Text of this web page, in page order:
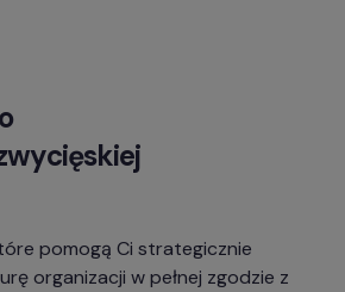
pomogą Ci strategicznie
organizacji w pełnej zgodzie z